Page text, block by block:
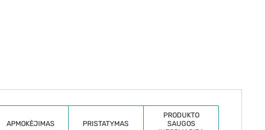
APMOKĖJIMAS PRISTATYMAS
PRODUKTO
SAUGOS